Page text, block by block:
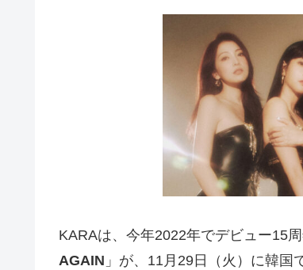
KARAは、今年2022年でデビュー15周
AGAIN 」が、11月29日（火）に韓国